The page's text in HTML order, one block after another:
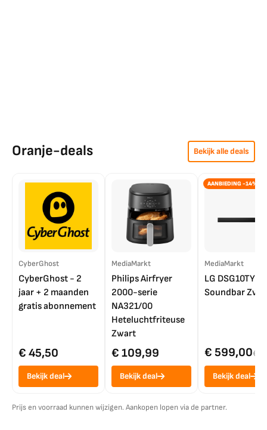
Oranje-deals Bekijk alle deals
CyberGhost
CyberGhost - 2
jaar + 2 maanden
gratis abonnement
€ 45,50
Bekijk deal
MediaMarkt
Philips Airfryer
2000-serie
NA321/00
Heteluchtfriteuse
Zwart
€ 109,99
Bekijk deal
AANBIEDING -14%
MediaMarkt
LG DSG10TY
Soundbar
€ 599,00€
Bekijk deal
Prijs en voorraad kunnen wijzigen. Aankopen lopen via de partner.